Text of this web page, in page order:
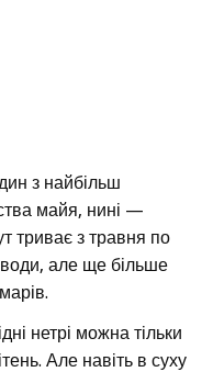
з найбільш
майя, нині —
триває з травня по
води, але ще більше
нетрі можна тільки
Але навіть в суху